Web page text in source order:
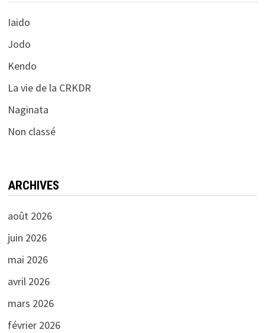
Iaido
Jodo
Kendo
La vie de la CRKDR
Naginata
Non classé
ARCHIVES
août 2026
juin 2026
mai 2026
avril 2026
mars 2026
février 2026